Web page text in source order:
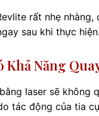
rất nhẹ
sau khi thực hiện.
Khả Năng
laser sẽ không
tác động của tia